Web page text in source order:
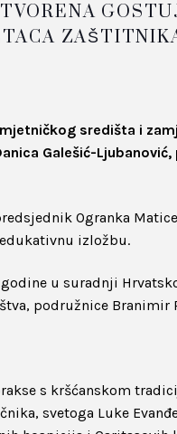
središta i
Galešić-
Ogranka
izložbu.
u suradnji
podružnice Branimir
s kršćanskom
svetoga Luke